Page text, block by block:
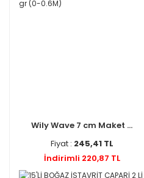
Wily Wave 7 cm Maket ...
Fiyat : 245,41 TL
İndirimli 220,87 TL